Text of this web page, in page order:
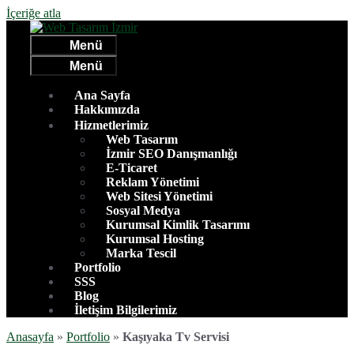
İçeriğe atla
Menü
Menü
Ana Sayfa
Hakkımızda
Hizmetlerimiz
Web Tasarım
İzmir SEO Danışmanlığı
E-Ticaret
Reklam Yönetimi
Web Sitesi Yönetimi
Sosyal Medya
Kurumsal Kimlik Tasarımı
Kurumsal Hosting
Marka Tescil
Portfolio
SSS
Blog
İletişim Bilgilerimiz
Anasayfa » Portfolio » Kaşıyaka Tv Servisi